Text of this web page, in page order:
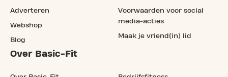
Adverteren
Webshop
Blog
Voorwaarden voor social
media-acties
Maak je vriend(in) lid
Over Basic-Fit